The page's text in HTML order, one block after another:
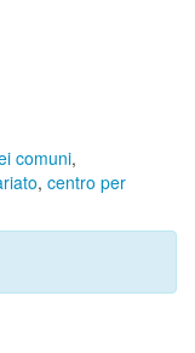
comuni,
, centro per